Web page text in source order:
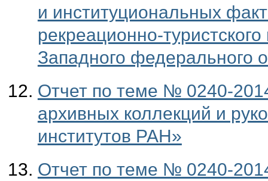
и институциональных
рекреационно-
Западного федерального
Отчет по теме № 0240-
архивных коллекций и
институтов РАН»
Отчет по теме № 0240-